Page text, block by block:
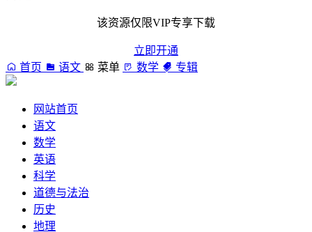
该资源仅限VIP专享下载
立即开通
首页
语文 菜单 数学 专辑
网站首页
语文
数学
英语
科学
道德与法治
历史
地理